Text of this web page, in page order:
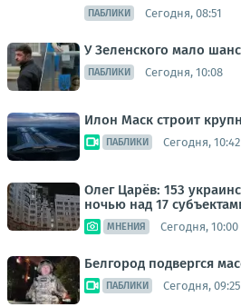
ПАБЛИКИ Сегодня, 08:51
У Зеленского мало
ПАБЛИКИ Сегодня, 10:08
Илон Маск строит
ПАБЛИКИ Сегодня, 10:42
Олег Царёв: 153
ночью над 17
МНЕНИЯ Сегодня, 10:00
Белгород подвергся
ПАБЛИКИ Сегодня, 09:25